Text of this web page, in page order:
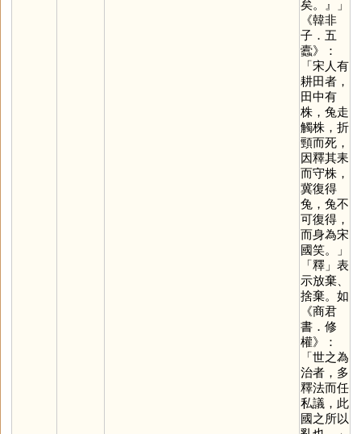
矣。』」
《韓非
子．五
蠹》：
「宋人有
耕田者，
田中有
株，兔走
觸株，折
頸而死，
因釋其耒
而守株，
冀復得
兔，兔不
可復得，
而身為宋
國笑。」
「釋」表
示放棄、
捨棄。如
《商君
書．修
權》：
「世之為
治者，多
釋法而任
私議，此
國之所以